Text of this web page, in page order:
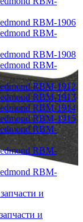
RBM-1906
RBM-
RBM-1908
RBM-
RBM-1912
RBM-1913
RBM-1914
RBM-1915
RBM-
RBM-
RBM-
и
и